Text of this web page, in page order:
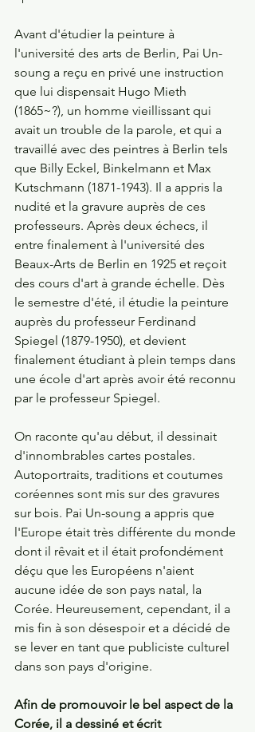
Avant d'étudier la peinture à
l'université des arts de Berlin, Pai Un-
soung a reçu en privé une instruction
que lui dispensait Hugo Mieth
(1865~?), un homme vieillissant qui
avait un trouble de la parole, et qui a
travaillé avec des peintres à Berlin tels
que Billy Eckel, Binkelmann et Max
Kutschmann (1871-1943). Il a appris la
nudité et la gravure auprès de ces
professeurs. Après deux échecs, il
entre finalement à l'université des
Beaux-Arts de Berlin en 1925 et reçoit
des cours d'art à grande échelle. Dès
le semestre d'été, il étudie la peinture
auprès du professeur Ferdinand
Spiegel (1879-1950), et devient
finalement étudiant à plein temps dans
une école d'art après avoir été reconnu
par le professeur Spiegel.
On raconte qu'au début, il dessinait
d'innombrables cartes postales.
Autoportraits, traditions et coutumes
coréennes sont mis sur des gravures
sur bois. Pai Un-soung a appris que
l'Europe était très différente du monde
dont il rêvait et il était profondément
déçu que les Européens n'aient
aucune idée de son pays natal, la
Corée. Heureusement, cependant, il a
mis fin à son désespoir et a décidé de
se lever en tant que publiciste culturel
dans son pays d'origine.
Afin de promouvoir le bel aspect de la
Corée, il a dessiné et écrit